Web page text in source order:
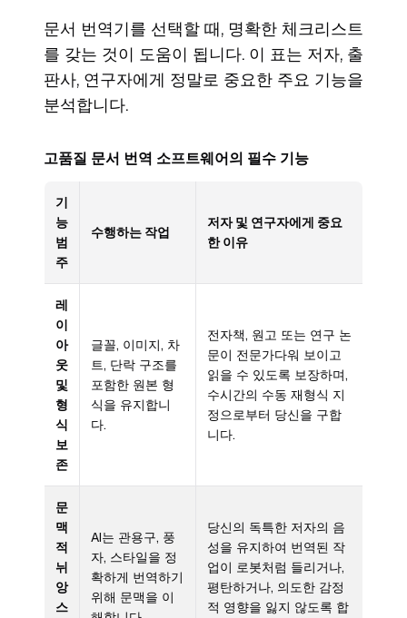
문서 번역기를 선택할 때, 명확한 체크리스트
를 갖는 것이 도움이 됩니다. 이 표는 저자, 출
판사, 연구자에게 정말로 중요한 주요 기능을
분석합니다.
고품질 문서 번역 소프트웨어의 필수 기능
기
능
범
주
수행하는 작업
저자 및 연구자에게 중요
한 이유
레
이
아
웃
및
형
식
보
존
글꼴, 이미지, 차
트, 단락 구조를
포함한 원본 형
식을 유지합니
다.
전자책, 원고 또는 연구 논
문이 전문가다워 보이고
읽을 수 있도록 보장하며,
수시간의 수동 재형식 지
정으로부터 당신을 구합
니다.
문
맥
적
뉘
앙
스
AI는 관용구, 풍
자, 스타일을 정
확하게 번역하기
위해 문맥을 이
당신의 독특한 저자의 음
성을 유지하여 번역된 작
업이 로봇처럼 들리거나,
평탄하거나, 의도한 감정
적 영향을 잃지 않도록 합